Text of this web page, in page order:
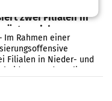
zwei Filialen in
– Im Rahmen einer
Filialen in Nieder- und
beiden Standorte liegen